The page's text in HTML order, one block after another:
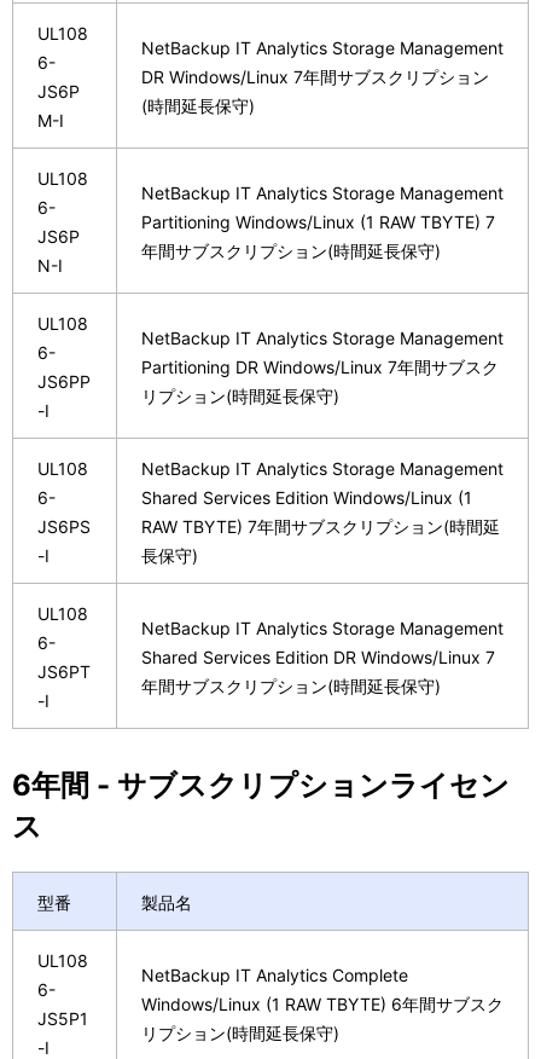
UL108
6-
JS6P
M-I
NetBackup IT Analytics Storage Management
DR Windows/Linux 7年間サブスクリプション
(時間延長保守)
UL108
6-
JS6P
N-I
NetBackup IT Analytics Storage Management
Partitioning Windows/Linux (1 RAW TBYTE) 7
年間サブスクリプション(時間延長保守)
UL108
6-
JS6PP
-I
NetBackup IT Analytics Storage Management
Partitioning DR Windows/Linux 7年間サブスク
リプション(時間延長保守)
UL108
6-
JS6PS
-I
NetBackup IT Analytics Storage Management
Shared Services Edition Windows/Linux (1
RAW TBYTE) 7年間サブスクリプション(時間延
長保守)
UL108
6-
JS6PT
-I
NetBackup IT Analytics Storage Management
Shared Services Edition DR Windows/Linux 7
年間サブスクリプション(時間延長保守)
6年間 - サブスクリプションライセン
ス
型番 製品名
UL108
6-
JS5P1
-I
NetBackup IT Analytics Complete
Windows/Linux (1 RAW TBYTE) 6年間サブスク
リプション(時間延長保守)